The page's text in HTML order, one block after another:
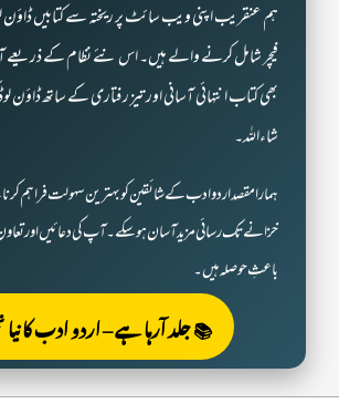
ہم عنقریب اپنی ویب سائٹ پر ریختہ سے کتابیں ڈاؤن
فیچر شامل کرنے والے ہیں۔ اس نئے نظام کے ذریعے
بھی کتاب انتہائی آسانی اور تیز رفتاری کے ساتھ
شاءاللہ۔
ہمارا مقصد اردو ادب کے شائقین کو بہترین سہولت فراہم کرنا
خزانے تک رسائی مزید آسان ہو سکے۔ آپ کی دعائیں اور
باعثِ حوصلہ ہیں۔
📚 جلد آرہا ہے – اردو ادب کا نیا